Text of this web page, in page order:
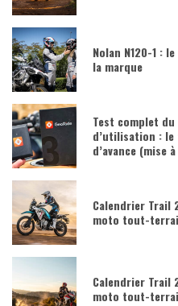
Nolan N120-1 :
la marque
Test complet du
d’utilisation : le
d’avance (mise
Calendrier Trail
moto tout-
Calendrier Trail
moto tout-